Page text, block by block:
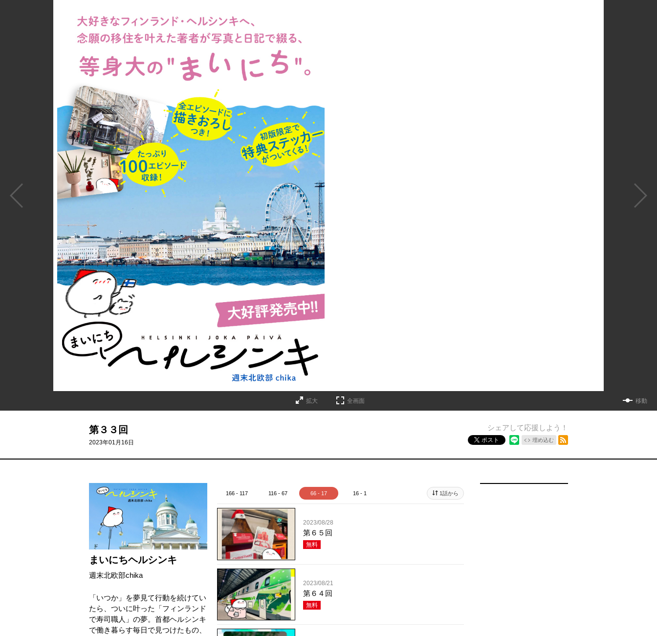
詳細ページへのリンク
拡大 全画面 移動
第３３回
2023年01月16日
シェアして応援しよう！
ポスト 埋め込む
まいにちヘルシンキ
週末北欧部chika
「いつか」を夢見て行動を続けてい
たら、ついに叶った「フィンランド
で寿司職人」の夢。首都ヘルシンキ
で働き暮らす毎日で見つけたもの、
166 - 117 116 - 67 66 - 17 16 - 1 1話から
2023/08/28
第６５回
無料
2023/08/21
第６４回
無料